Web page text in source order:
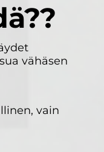
vähäsen
vain